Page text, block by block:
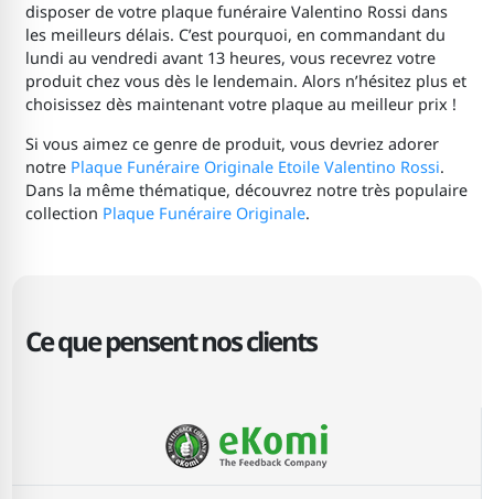
disposer de votre plaque funéraire Valentino Rossi dans
les meilleurs délais. C’est pourquoi, en commandant du
lundi au vendredi avant 13 heures, vous recevrez votre
produit chez vous dès le lendemain. Alors n’hésitez plus et
choisissez dès maintenant votre plaque au meilleur prix !
Si vous aimez ce genre de produit, vous devriez adorer
notre Plaque Funéraire Originale Etoile Valentino Rossi.
Dans la même thématique, découvrez notre très populaire
collection Plaque Funéraire Originale.
Ce que pensent nos clients